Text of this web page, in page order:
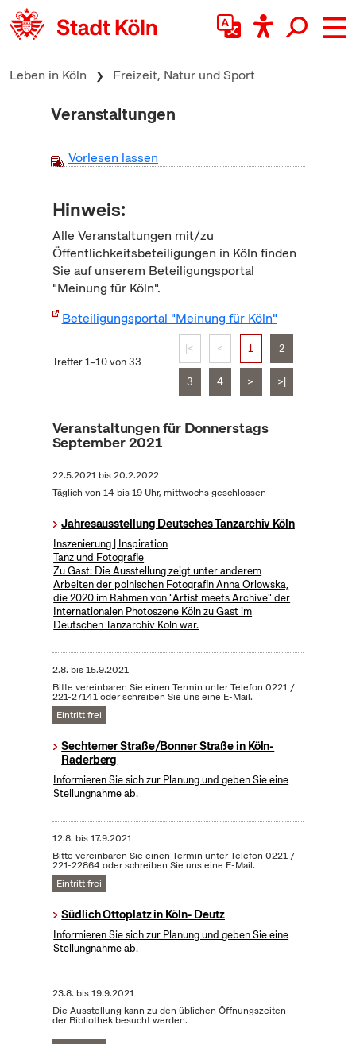
zum Inhalt springen
Leben in Köln Freizeit, Natur und Sport
Veranstaltungen
Vorlesen lassen
Hinweis:
Alle Veranstaltungen mit/zu
Öffentlichkeitsbeteiligungen in Köln finden
Sie auf unserem Beteiligungsportal
"Meinung für Köln".
Beteiligungsportal "Meinung für Köln"
Treffer 1–10 von 33
|< < 1 2
3 4 > >|
Veranstaltungen für Donnerstags
September 2021
22.5.2021bis20.2.2022
Täglich von 14 bis 19 Uhr, mittwochs geschlossen
Jahresausstellung Deutsches Tanzarchiv Köln
Inszenierung | Inspiration
Tanz und Fotografie
Zu Gast: Die Ausstellung zeigt unter anderem
Arbeiten der polnischen Fotografin Anna Orlowska,
die 2020 im Rahmen von "Artist meets Archive" der
Internationalen Photoszene Köln zu Gast im
Deutschen Tanzarchiv Köln war.
2.8. bis15.9.2021
Bitte vereinbaren Sie einen Termin unter Telefon 0221 /
221-27141 oder schreiben Sie uns eine E-Mail.
Eintritt frei
Sechtemer Straße/Bonner Straße in Köln-
Raderberg
Informieren Sie sich zur Planung und geben Sie eine
Stellungnahme ab.
12.8. bis17.9.2021
Bitte vereinbaren Sie einen Termin unter Telefon 0221 /
221-22864 oder schreiben Sie uns eine E-Mail.
Eintritt frei
Südlich Ottoplatz in Köln- Deutz
Informieren Sie sich zur Planung und geben Sie eine
Stellungnahme ab.
23.8. bis19.9.2021
Die Ausstellung kann zu den üblichen Öffnungszeiten
der Bibliothek besucht werden.